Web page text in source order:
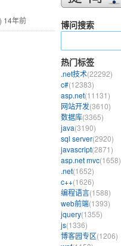
14年前 博问搜索
热门标签
.net技术(22292)
c#(12383)
asp.net(11131)
网站开发(3610)
数据库(3365)
java(3190)
sql server(2920)
javascript(2871)
asp.net mvc(1658)
.net(1652)
c++(1626)
编程语言(1588)
web前端(1393)
jquery(1355)
js(1336)
博客园专区(1206)